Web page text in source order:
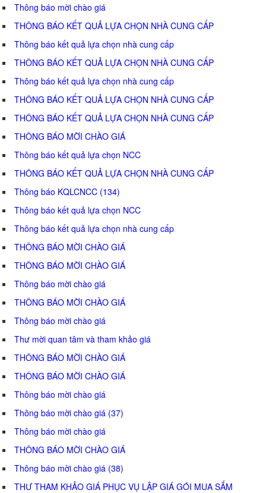
Thông báo mời chào giá
THÔNG BÁO KẾT QUẢ LỰA CHỌN NHÀ CUNG CẤP
Thông báo kết quả lựa chọn nhà cung cấp
THÔNG BÁO KẾT QUẢ LỰA CHỌN NHÀ CUNG CẤP
Thông báo kết quả lựa chọn nhà cung cấp
THÔNG BÁO KẾT QUẢ LỰA CHỌN NHÀ CUNG CẤP
THÔNG BÁO KẾT QUẢ LỰA CHỌN NHÀ CUNG CẤP
THÔNG BÁO MỜI CHÀO GIÁ
Thông báo kết quả lựa chọn NCC
THÔNG BÁO KẾT QUẢ LỰA CHỌN NHÀ CUNG CẤP
Thông báo KQLCNCC (134)
Thông báo kết quả lựa chọn NCC
Thông báo kết quả lựa chọn nhà cung cấp
THÔNG BÁO MỜI CHÀO GIÁ
THÔNG BÁO MỜI CHÀO GIÁ
Thông báo mời chào giá
THÔNG BÁO MỜI CHÀO GIÁ
Thông báo mời chào giá
Thư mời quan tâm và tham khảo giá
THÔNG BÁO MỜI CHÀO GIÁ
THÔNG BÁO MỜI CHÀO GIÁ
Thông báo mời chào giá
Thông báo mời chào giá (37)
Thông báo mời chào giá
THÔNG BÁO MỜI CHÀO GIÁ
Thông báo mời chào giá (38)
THƯ THAM KHẢO GIÁ PHỤC VỤ LẬP GIÁ GÓI MUA SẮM